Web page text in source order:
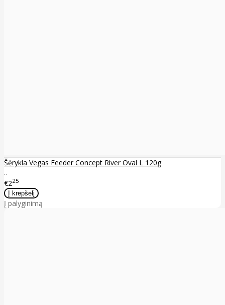
Šėrykla Vegas Feeder Concept River Oval L 120g
..
€225
Į palyginimą